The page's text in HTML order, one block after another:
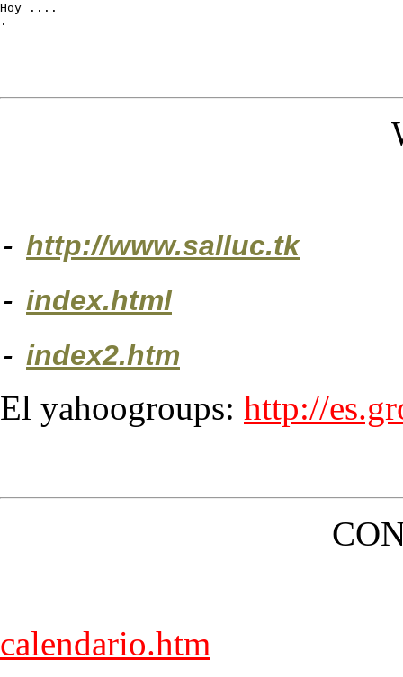
Hoy ....
.
- http://www.salluc.tk
- index.html
- index2.htm
El yahoogroups: http://
calendario.htm